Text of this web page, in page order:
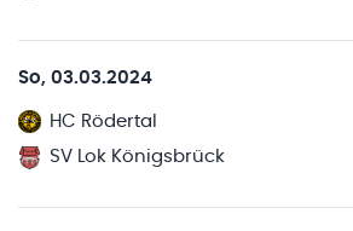
So, 03.03.2024
HC Rödertal
SV Lok Königsbrück